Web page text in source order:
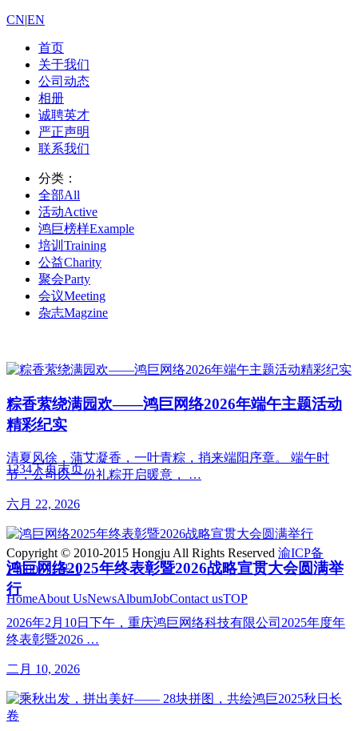
CN|EN
首页
关于我们
公司动态
相册
诚聘英才
严正声明
联系我们
分类：
全部All
活动Active
鸿巨榜样Example
培训 Training
公益Charity
聚会Party
会议Meeting
杂志Magzine
粽香萦绕满园欢——鸿巨网络2026年端午主题活动
精彩纪实
清夏风徐，蒲艾凝香，一叶青粽，捎来端阳序章。 端午时
节，公司以一份礼粽开启暖意， …
六月 22, 2026
鸿巨网络2025年终表彰暨2026战略宣贯大会圆满举
行
2026年2月10日下午，重庆鸿巨网络科技有限公司2025年度年
终表彰暨2026 …
二月 10, 2026
1234下页末页
Copyright © 2010-2015 Hongju All Rights Reserved 渝ICP备
14000671号-1
HomeAbout UsNewsAlbumJobContact usTOP